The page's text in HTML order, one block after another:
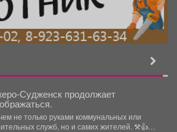
Судженск продолжает
не только руками коммунальных или
служб, но и самих жителей. ⚒👍